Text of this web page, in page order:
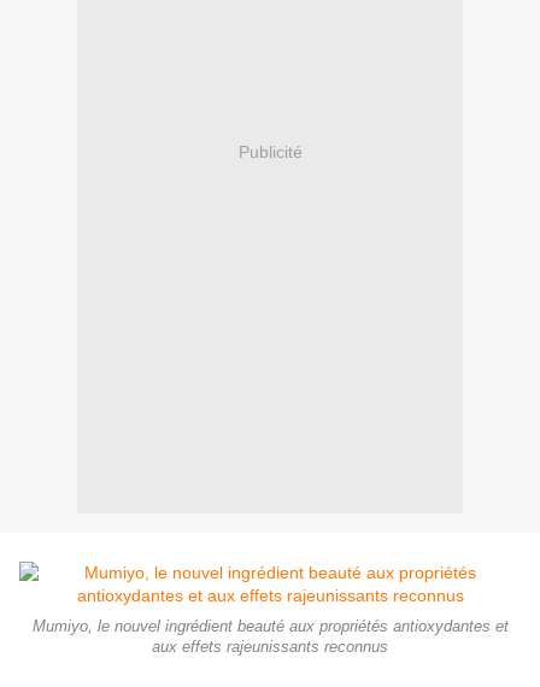
Publicité
Mumiyo, le nouvel ingrédient beauté aux propriétés antioxydantes et
aux effets rajeunissants reconnus